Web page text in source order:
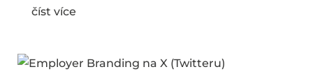
číst více